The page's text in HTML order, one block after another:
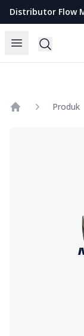
Open menu
Search
Produk